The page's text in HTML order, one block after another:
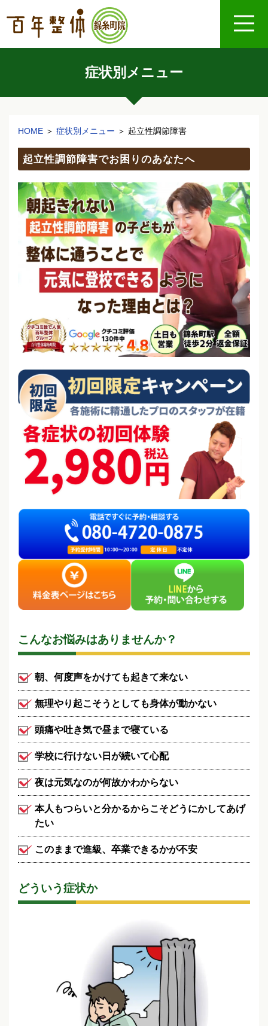
症状別メニュー
HOME ＞ 症状別メニュー ＞ 起立性調節障害
起立性調節障害でお困りのあなたへ
こんなお悩みはありませんか？
朝、何度声をかけても起きて来ない
無理やり起こそうとしても身体が動かない
頭痛や吐き気で昼まで寝ている
学校に行けない日が続いて心配
夜は元気なのが何故かわからない
本人もつらいと分かるからこそどうにかしてあげ
たい
このままで進級、卒業できるかが不安
どういう症状か